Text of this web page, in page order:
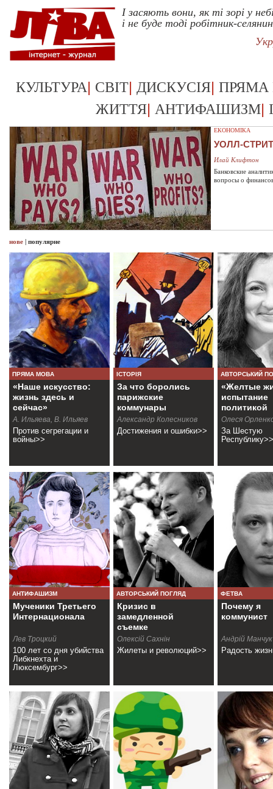
І засяють вони, як ті зорі у
і не буде тоді робітник-
КУЛЬТУРА| СВІТ| ДИСКУСІЯ| ПРЯМА
ЖИТТЯ| АНТИФАШИЗМ|
ЕКОНОМІКА
УОЛЛ-
Илай Клифтон
Банковские
вопросы о
нове | популярне
ПРЯМА МОВА
«Наше искусство:
жизнь здесь и
сейчас»
А. Ильяева, В. Ильяев
Против сегрегации и
войны>>
ІСТОРІЯ
За что боролись
парижские
коммунары
Александр Колесников
Достижения и ошибки>>
АВТОРСЬКИЙ
«Желтые
испытание
политикой
Олеся
За Шестую
Республику>>
АНТИФАШИЗМ
Мученики Третьего
Интернационала
Лев Троцкий
100 лет со дня убийства
Либкнехта и
Люксембург>>
АВТОРСЬКИЙ ПОГЛЯД
Кризис в
замедленной
съемке
Олексій Сахнін
Жилеты и революций>>
ФЕТВА
Почему я
коммунист
Андрій Манчук
Радость